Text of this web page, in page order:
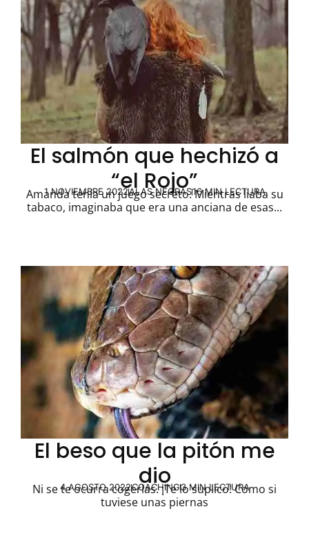
El salmón que hechizó a
“el Rojo”
1 NOVIEMBRE 2022ALAS NEGRAS16 MIN LECTURA
Amanda tenía un juego secreto. Mientras liaba su
tabaco, imaginaba que era una anciana de esas...
El beso que la pitón me
dio
4 AGOSTO 2022COACHING3 MIN LECTURA
Ni se te ocurra cogerlas. ¡Te lo suplico! Como si
tuviese unas piernas